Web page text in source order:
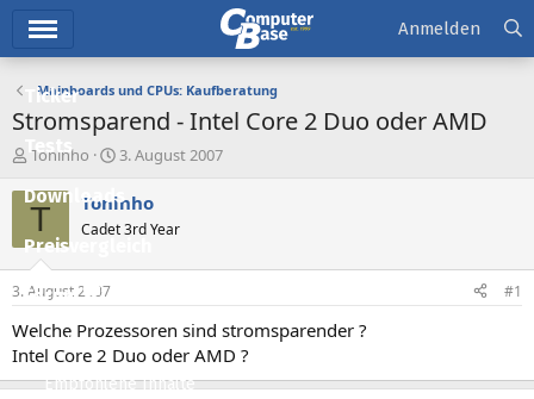
Ticker
Tests
Downloads
Preisvergleich
Forum
Aktuelles
Empfohlene Inhalte
Anmelden
Mainboards und CPUs: Kaufberatung
Stromsparend - Intel Core 2 Duo oder AMD
E
s
e
l
e
r
Toninho
E
s
e
t
a
m
3. August 2007
T Toninho
Cadet 3rd Year
3. August 2007 #1
Welche Prozessoren sind stromsparender ?
Intel Core 2 Duo oder AMD ?